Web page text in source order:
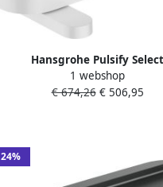
Hansgrohe Pulsify Select
badthermotaat met
40cm mat wit 24340700
1 webshop
€ 674,26€ 506,95
24%